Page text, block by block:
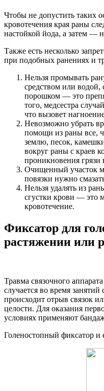
Чтобы не допустить таких
кровотечения края раны
настойкой йода, а затем —
Также есть несколько
при подобных ранениях и
Нельзя промывать
средством или водой,
порошком — это
того, медсестра
что вызовет
Невозможно убрать
помощи из раны все,
землю, песок,
вокруг раны с краев
проникновения грязи
Очищенный участок
повязки нужно
Нельзя удалять из
сгустки крови — это
кровотечение.
Фиксатор для
растяжении или
Травма связочного
случается во время
происходит отрыв связок
целости. Для оказания
условиях применяют
Голеностопный фиксатор и